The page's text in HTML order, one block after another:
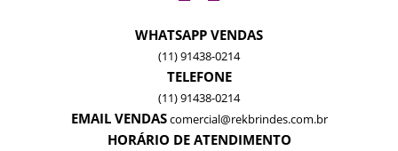
WHATSAPP VENDAS
(11) 91438-0214
TELEFONE
(11) 91438-0214
EMAIL VENDAScomercial@rekbrindes.com.br
HORÁRIO DE ATENDIMENTO